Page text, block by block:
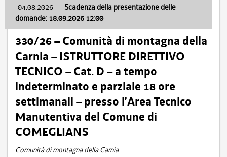
04.08.2026 - Scadenza della presentazione delle
domande: 18.09.2026 12:00
330/26 – Comunità di montagna della
Carnia – ISTRUTTORE DIRETTIVO
TECNICO – Cat. D – a tempo
indeterminato e parziale 18 ore
settimanali – presso l’Area Tecnico
Manutentiva del Comune di
COMEGLIANS
Comunità di montagna della Carnia